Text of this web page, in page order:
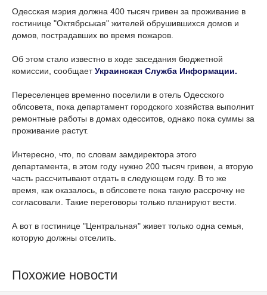
Одесская мэрия должна 400 тысяч гривен за проживание в
гостинице "Октябрськая" жителей обрушившихся домов и
домов, пострадавших во время пожаров.
Об этом стало известно в ходе заседания бюджетной
комиссии, сообщаетУкраинская Служба Информации.
Переселенцев временно поселили в отель Одесского
облсовета, пока департамент городского хозяйства выполнит
ремонтные работы в домах одесситов, однако пока суммы за
проживание растут.
Интересно, что, по словам замдиректора этого
департамента, в этом году нужно 200 тысяч гривен, а вторую
часть рассчитывают отдать в следующем году. В то же
время, как оказалось, в облсовете пока такую рассрочку не
согласовали. Такие переговоры только планируют вести.
А вот в гостинице "Центральная" живет только одна семья,
которую должны отселить.
Похожие новости